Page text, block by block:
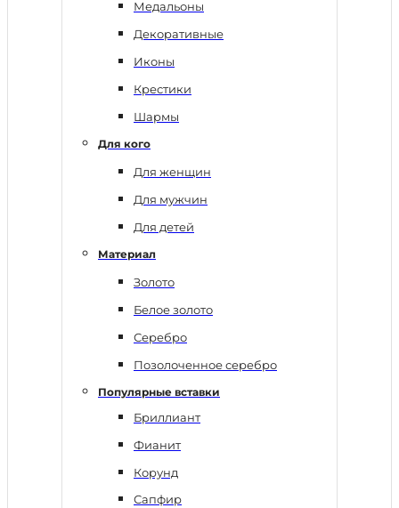
Медальоны
Декоративные
Иконы
Крестики
Шармы
Для кого
Для женщин
Для мужчин
Для детей
Материал
Золото
Белое золото
Серебро
Позолоченное серебро
Популярные вставки
Бриллиант
Фианит
Корунд
Сапфир